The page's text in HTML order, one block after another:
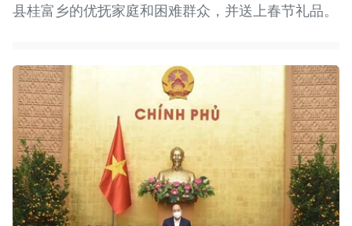
县桂富乡的优抚家庭和困难群众，并送上春节礼品。